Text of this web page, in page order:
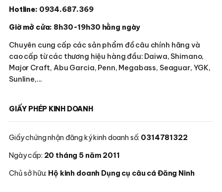
Hotline: 0934.687.369
Giờ mở cửa: 8h30-19h30 hằng ngày
Chuyên cung cấp các sản phẩm đồ câu chính hãng và
cao cấp từ các thương hiệu hàng đầu: Daiwa, Shimano,
Major Craft, Abu Garcia, Penn, Megabass, Seaguar, YGK,
Sunline,...
GIẤY PHÉP KINH DOANH
Giấy chứng nhận đăng ký kinh doanh số: 0314781322
Ngày cấp: 20 tháng 5 năm 2011
Chủ sở hữu: Hộ kinh doanh Dụng cụ câu cá Đăng Ninh